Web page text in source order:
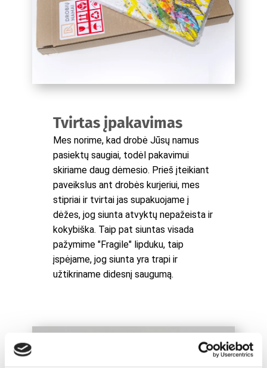
Tvirtas įpakavimas
Mes norime, kad drobė Jūsų namus
pasiektų saugiai, todėl pakavimui
skiriame daug dėmesio. Prieš įteikiant
paveikslus ant drobės kurjeriui, mes
stipriai ir tvirtai jas supakuojame į
dėžes, jog siunta atvyktų nepažeista ir
kokybiška. Taip pat siuntas visada
pažymime "Fragile" lipduku, taip
įspėjame, jog siunta yra trapi ir
užtikriname didesnį saugumą.